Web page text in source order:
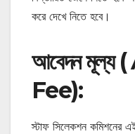
করে দেখে নিতে হবে।
আবেদন
Fee):
স্টাফ সিলেকশন কমিশনের